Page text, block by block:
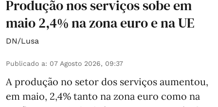
Produção nos serviços sobe em
maio 2,4% na zona euro e na UE
DN/Lusa
Publicado a: 07 Agosto 2026, 09:37
A produção no setor dos serviços aumentou,
em maio, 2,4% tanto na zona euro como na